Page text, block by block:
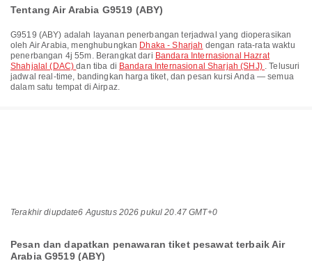
Tentang Air Arabia G9519 (ABY)
G9519 (ABY) adalah layanan penerbangan terjadwal yang dioperasikan
oleh Air Arabia, menghubungkan Dhaka - Sharjah dengan rata-rata waktu
penerbangan 4j 55m. Berangkat dari Bandara Internasional Hazrat
Shahjalal (DAC)dan tiba di Bandara Internasional Sharjah (SHJ) . Telusuri
jadwal real-time, bandingkan harga tiket, dan pesan kursi Anda — semua
dalam satu tempat di Airpaz.
Terakhir diupdate6 Agustus 2026 pukul 20.47 GMT+0
Pesan dan dapatkan penawaran tiket pesawat terbaik Air
Arabia G9519 (ABY)